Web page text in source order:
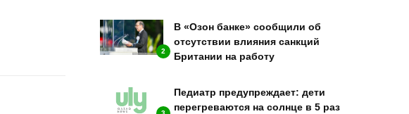
2
В «Озон банке» сообщили об
отсутствии влияния санкций
Британии на работу
Педиатр предупреждает: дети
перегреваются на солнце в 5 раз